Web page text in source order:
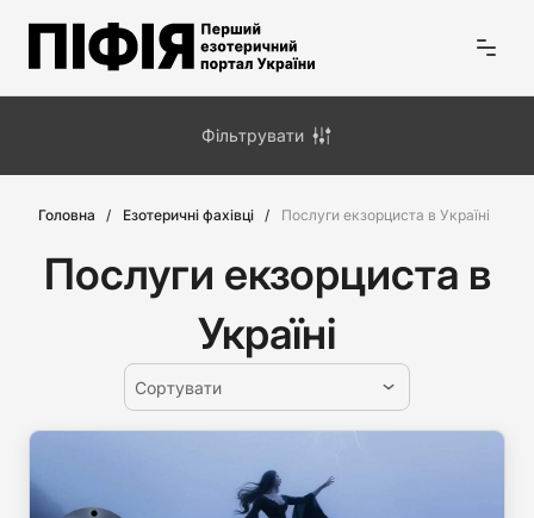
Головна Езотеричні фахівці Послуги екзорциста в Україні
Послуги екзорциста в
Україні
Сортувати
Фільтрувати